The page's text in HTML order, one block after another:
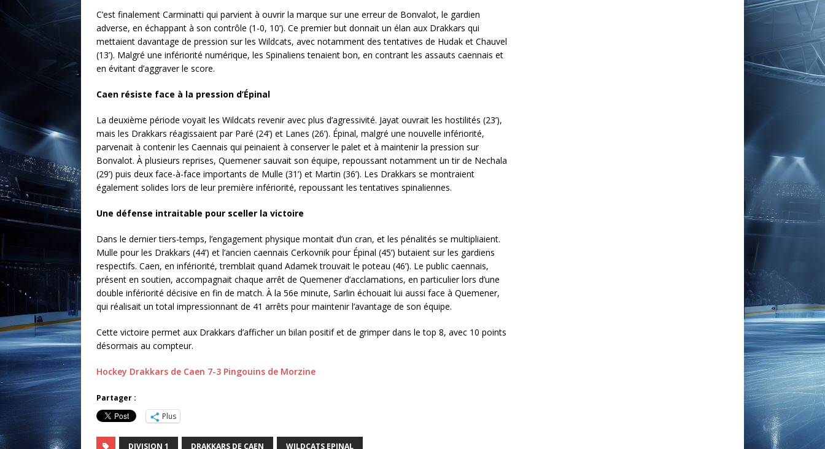
C’est finalement Carminatti qui parvient à ouvrir la marque sur une erreur de Bonvalot, le gardien
adverse, en échappant à son contrôle (1-0, 10’). Ce premier but donnait un élan aux Drakkars qui
mettaient davantage de pression sur les Wildcats, avec notamment des tentatives de Hudak et Chauvel
(13’). Malgré une infériorité numérique, les Spinaliens tenaient bon, en contrant les assauts caennais et
en évitant d’aggraver le score.
Caen résiste face à la pression d’Épinal
La deuxième période voyait les Wildcats revenir avec plus d’agressivité. Jayat ouvrait les hostilités (23’),
mais les Drakkars réagissaient par Paré (24’) et Lanes (26’). Épinal, malgré une nouvelle infériorité,
parvenait à contenir les Caennais qui peinaient à conserver le palet et à maintenir la pression sur
Bonvalot. À plusieurs reprises, Quemener sauvait son équipe, repoussant notamment un tir de Nechala
(29’) puis deux face-à-face importants de Mulle (31’) et Martin (36’). Les Drakkars se montraient
également solides lors de leur première infériorité, repoussant les tentatives spinaliennes.
Une défense intraitable pour sceller la victoire
Dans le dernier tiers-temps, l’engagement physique montait d’un cran, et les pénalités se multipliaient.
Mulle pour les Drakkars (44’) et l’ancien caennais Cerkovnik pour Épinal (45’) butaient sur les gardiens
respectifs. Caen, en infériorité, tremblait quand Adamek trouvait le poteau (46’). Le public caennais,
présent en soutien, accompagnait chaque arrêt de Quemener d’acclamations, en particulier lors d’une
double infériorité décisive en fin de match. À la 56e minute, Sarlin échouait lui aussi face à Quemener,
qui réalisait un total impressionnant de 41 arrêts pour maintenir l’avantage de son équipe.
Cette victoire permet aux Drakkars d’afficher un bilan positif et de grimper dans le top 8, avec 10 points
désormais au compteur.
Hockey Drakkars de Caen 7-3 Pingouins de Morzine
Partager :
Plus
DIVISION 1 DRAKKARS DE CAEN WILDCATS EPINAL